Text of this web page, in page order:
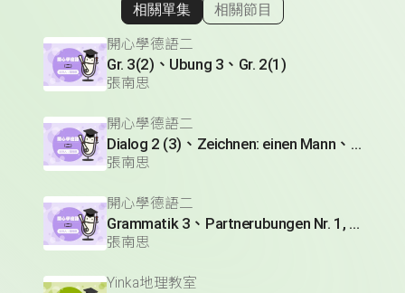
顯示相關單集
相關單集 相關節目
開心學德語二
Gr. 3(2)、Ubung 3、Gr. 2(1)
張南思
開心學德語二
Dialog 2 (3)、Zeichnen: einen Mann、Lesetext 1(1)
張南思
開心學德語二
Grammatik 3、Partnerubungen Nr. 1, 3、Dialog 2(1)
張南思
Yinka地理教室